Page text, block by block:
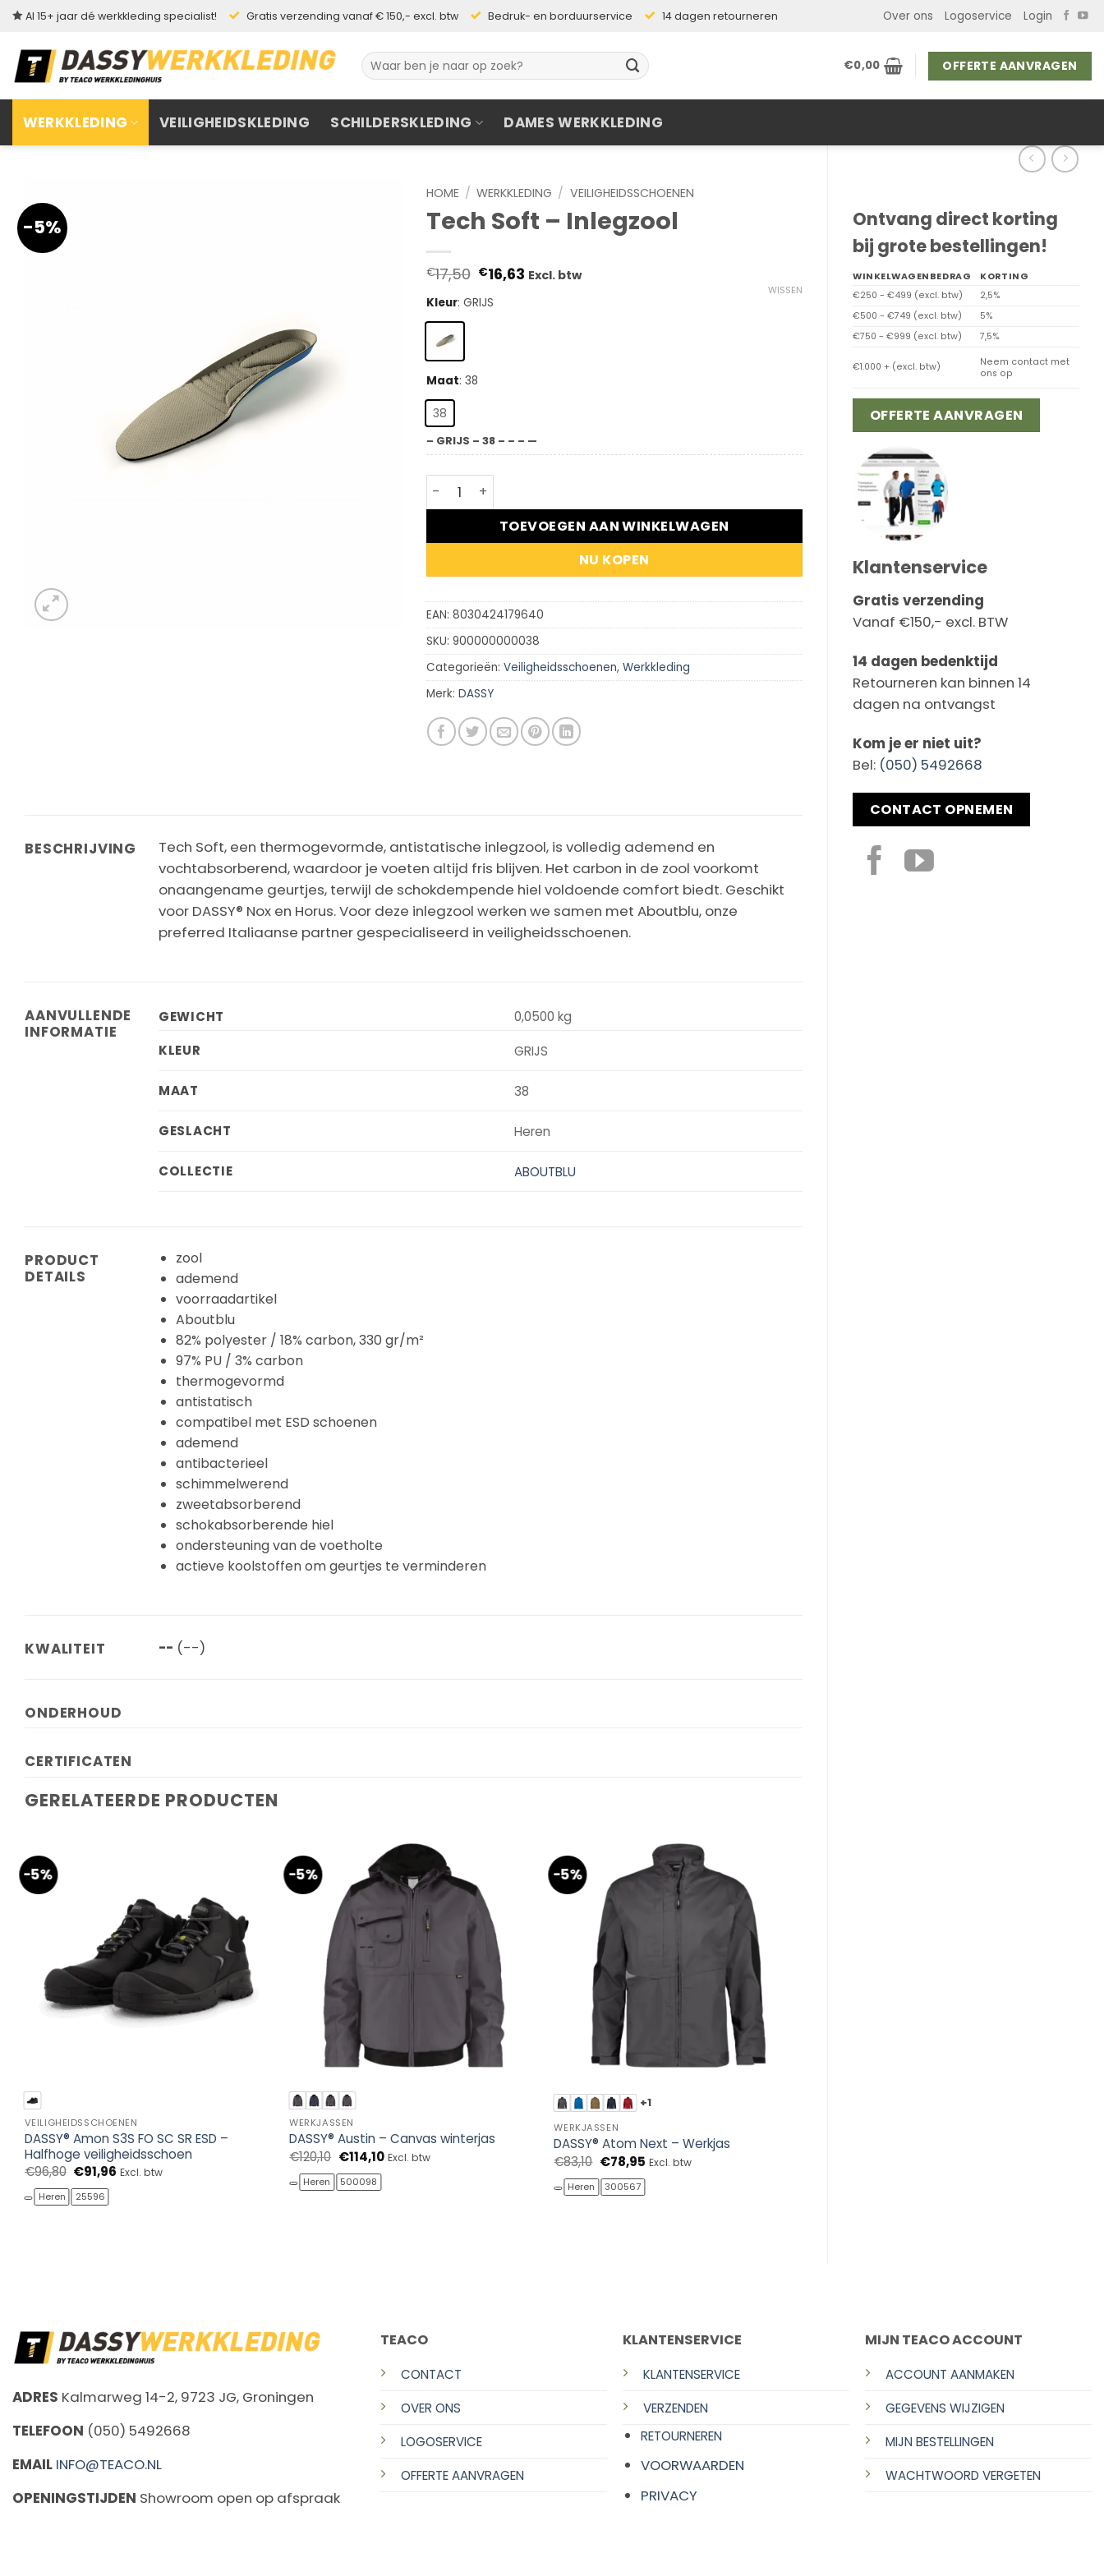
Ga
inhoud
Al 15+ jaar dé werkkleding specialist! Gratis verzending vanaf € 150,- excl. btw Bedruk- en borduurservice 14 dagen retourneren Over ons Logoservice Login
Zoeken
naar:
€0,00 OFFERTE AANVRAGEN
WERKKLEDING VEILIGHEIDSKLEDING SCHILDERSKLEDING DAMES WERKKLEDING
Ontvang direct korting
bij grote bestellingen!
WINKELWAGENBEDRAG
KORTING
€250 - €499 (excl. btw)
2,5%
€500 - €749 (excl. btw)
5%
€750 - €999 (excl. btw)
7,5%
€1.000 + (excl. btw)
Neem contact met
ons op
OFFERTE AANVRAGEN
Klantenservice
Gratis verzending
Vanaf €150,- excl. BTW
14 dagen bedenktijd
Retourneren kan binnen 14
dagen na ontvangst
Kom je er niet uit?
Bel: (050) 5492668
CONTACT OPNEMEN
-5%
HOME / WERKKLEDING / VEILIGHEIDSSCHOENEN
Tech Soft – Inlegzool
€17,50 Oorspronkelijke
prijs
was:
€16,63Huidige
Excl. btw
Kleur: GRIJS
Maat: 38
38
WISSEN
– GRIJS – 38 – – – —
Tech Soft - Inlegzool aantal
TOEVOEGEN AAN WINKELWAGEN
NU KOPEN
EAN: 8030424179640
SKU: 900000000038
Categorieën: Veiligheidsschoenen, Werkkleding
Merk: DASSY
BESCHRIJVING
Tech Soft, een thermogevormde, antistatische inlegzool, is volledig ademend en
vochtabsorberend, waardoor je voeten altijd fris blijven. Het carbon in de zool voorkomt
onaangename geurtjes, terwijl de schokdempende hiel voldoende comfort biedt. Geschikt
voor DASSY® Nox en Horus. Voor deze inlegzool werken we samen met Aboutblu, onze
preferred Italiaanse partner gespecialiseerd in veiligheidsschoenen.
AANVULLENDE
INFORMATIE
GEWICHT
0,0500 kg
KLEUR
GRIJS
MAAT 38
GESLACHT Heren
COLLECTIE ABOUTBLU
PRODUCT
DETAILS
zool
ademend
voorraadartikel
Aboutblu
82% polyester / 18% carbon, 330 gr/m²
97% PU / 3% carbon
thermogevormd
antistatisch
compatibel met ESD schoenen
ademend
antibacterieel
schimmelwerend
zweetabsorberend
schokabsorberende hiel
ondersteuning van de voetholte
actieve koolstoffen om geurtjes te verminderen
KWALITEIT -- (--)
ONDERHOUD
CERTIFICATEN
GERELATEERDE PRODUCTEN
-5%
VEILIGHEIDSSCHOENEN
DASSY® Amon S3S FO SC SR ESD –
Halfhoge veiligheidsschoen
€96,80 Oorspronkelijke
was:
€96,80.
€91,96 Huidige
Excl. btw
Heren 25596
-5%
WERKJASSEN
DASSY® Austin – Canvas winterjas
€120,10 Oorspronkelijke
was:
€120,10.
€114,10Huidige
Excl. btw
Heren 500098
-5%
+1
WERKJASSEN
DASSY® Atom Next – Werkjas
€83,10 Oorspronkelijke
was:
€83,10.
€78,95 Huidige
is:
€78,95.
Excl. btw
Heren 300567
ADRES Kalmarweg 14-2, 9723 JG, Groningen
TELEFOON (050) 5492668
EMAIL INFO@TEACO.NL
OPENINGSTIJDEN Showroom open op afspraak
TEACO
CONTACT
OVER ONS
LOGOSERVICE
OFFERTE AANVRAGEN
KLANTENSERVICE
KLANTENSERVICE
VERZENDEN
RETOURNEREN
VOORWAARDEN
PRIVACY
MIJN TEACO ACCOUNT
ACCOUNT AANMAKEN
GEGEVENS WIJZIGEN
MIJN BESTELLINGEN
WACHTWOORD VERGETEN